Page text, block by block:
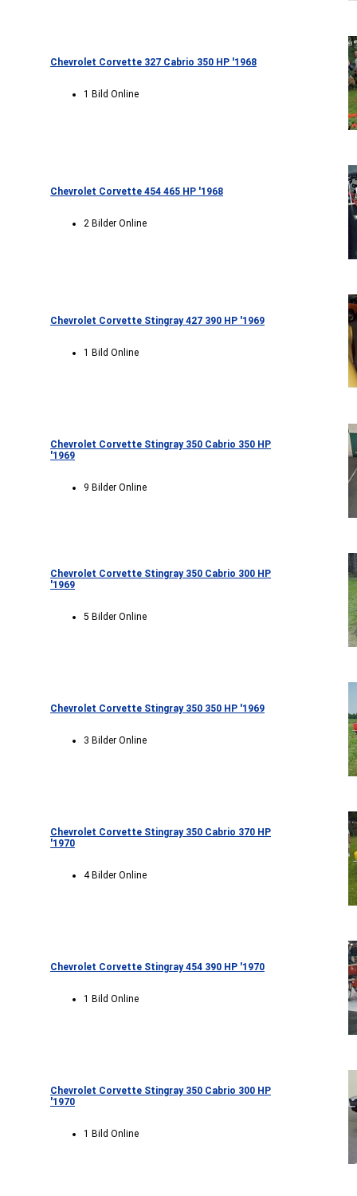
Chevrolet Corvette 327 Cabrio 350 HP '1968
1 Bild Online
Chevrolet Corvette 454 465 HP '1968
2 Bilder Online
Chevrolet Corvette Stingray 427 390 HP '1969
1 Bild Online
Chevrolet Corvette Stingray 350 Cabrio 350 HP
'1969
9 Bilder Online
Chevrolet Corvette Stingray 350 Cabrio 300 HP
'1969
5 Bilder Online
Chevrolet Corvette Stingray 350 350 HP '1969
3 Bilder Online
Chevrolet Corvette Stingray 350 Cabrio 370 HP
'1970
4 Bilder Online
Chevrolet Corvette Stingray 454 390 HP '1970
1 Bild Online
Chevrolet Corvette Stingray 350 Cabrio 300 HP
'1970
1 Bild Online